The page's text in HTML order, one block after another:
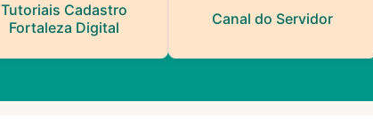
Tutoriais Cadastro
Fortaleza Digital
Canal do Servidor